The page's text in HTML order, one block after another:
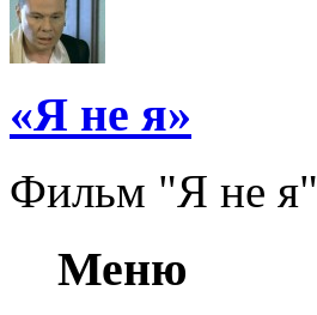
«Я не я»
Фильм "Я не я"
Меню